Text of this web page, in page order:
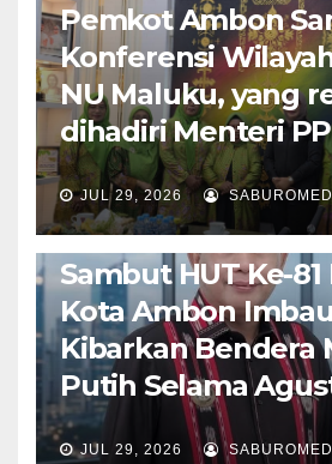
Pemkot Ambon
Konferensi
NU Maluku, yang
dihadiri Menteri
JUL 29, 2026
AMBON METRO POLITIK &
Sambut HUT Ke-81
Kota Ambon
Kibarkan Bendera
Putih Selama
JUL 29, 2026
AMBON METRO JURNALISME AKTIVIS
PENDIDIKAN & OLAHRAGA THE